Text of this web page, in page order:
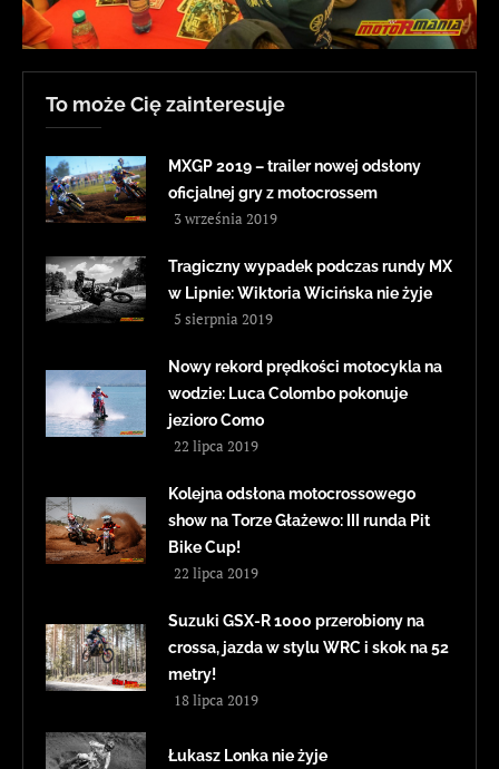
To może Cię zainteresuje
MXGP 2019 – trailer nowej odsłony
oficjalnej gry z motocrossem
3 września 2019
Tragiczny wypadek podczas rundy MX
w Lipnie: Wiktoria Wicińska nie żyje
5 sierpnia 2019
Nowy rekord prędkości motocykla na
wodzie: Luca Colombo pokonuje
jezioro Como
22 lipca 2019
Kolejna odsłona motocrossowego
show na Torze Głażewo: III runda Pit
Bike Cup!
22 lipca 2019
Suzuki GSX-R 1000 przerobiony na
crossa, jazda w stylu WRC i skok na 52
metry!
18 lipca 2019
Łukasz Lonka nie żyje